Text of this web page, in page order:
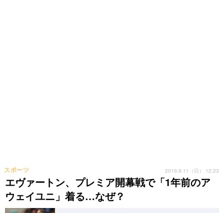
エヴァートン、プレミア開幕戦で「1年前のア
ウェイユニ」着る…なぜ？
スポーツ 2019.8.11（日） 12:23